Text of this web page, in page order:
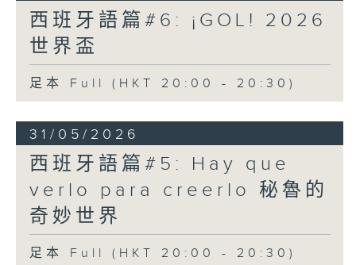
西班牙語篇#6: ¡GOL! 2026
世界盃
足本 Full (HKT 20:00 - 20:30)
31/05/2026
西班牙語篇#5: Hay que
verlo para creerlo 秘魯的
奇妙世界
足本 Full (HKT 20:00 - 20:30)